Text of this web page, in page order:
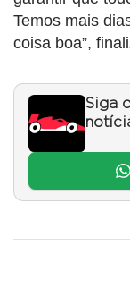
Temos mais
coisa boa”,
Siga